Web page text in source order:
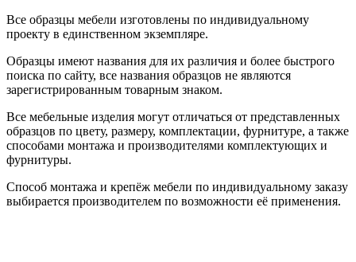
Все образцы мебели изготовлены по индивидуальному
проекту в единственном экземпляре.
Образцы имеют названия для их различия и более быстрого
поиска по сайту, все названия образцов не являются
зарегистрированным товарным знаком.
Все мебельные изделия могут отличаться от представленных
образцов по цвету, размеру, комплектации, фурнитуре, а также
способами монтажа и производителями комплектующих и
фурнитуры.
Способ монтажа и крепёж мебели по индивидуальному заказу
выбирается производителем по возможности её применения.